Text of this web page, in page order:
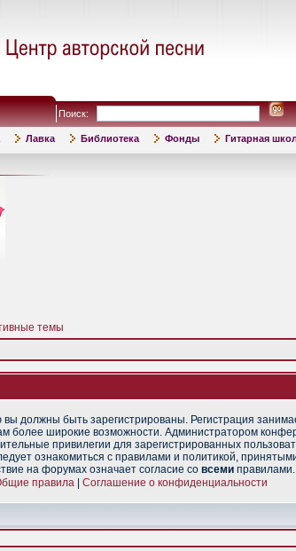
Поиск:
Лавка Библиотека Фонды Гитарная
темы
должны быть зарегистрированы. Регистрация
более широкие возможности. Администратором
привилегии для зарегистрированных
ознакомиться с правилами и политикой,
на форумах означает согласие со всеми правилами.
правила
Соглашение о конфиденциальности